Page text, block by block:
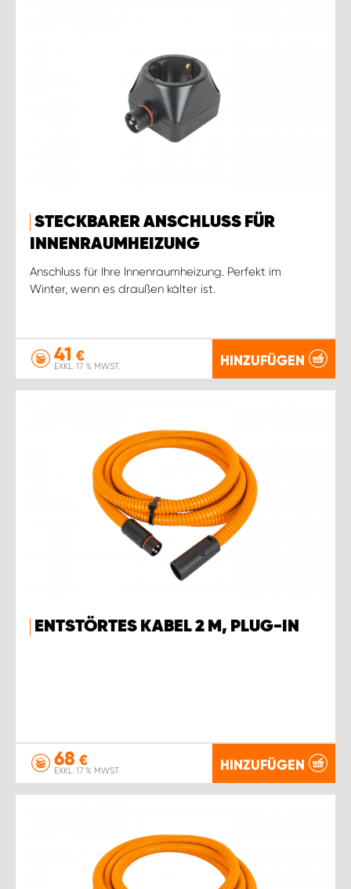
STECKBARER ANSCHLUSS FÜR
INNENRAUMHEIZUNG
Anschluss für Ihre Innenraumheizung. Perfekt im
Winter, wenn es draußen kälter ist.
41 €
EXKL. 17 % MWST. HINZUFÜGEN
ENTSTÖRTES KABEL 2 M, PLUG-IN
68 €
EXKL. 17 % MWST. HINZUFÜGEN